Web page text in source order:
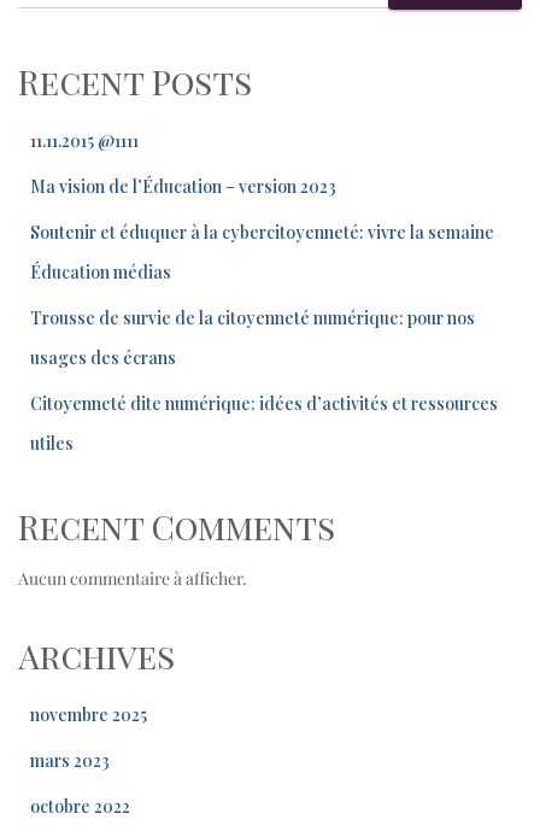
Recent Posts
11.11.2015 @1111
Ma vision de l’Éducation – version 2023
Soutenir et éduquer à la cybercitoyenneté: vivre la semaine
Éducation médias
Trousse de survie de la citoyenneté numérique: pour nos
usages des écrans
Citoyenneté dite numérique: idées d’activités et ressources
utiles
Recent Comments
Aucun commentaire à afficher.
Archives
novembre 2025
mars 2023
octobre 2022